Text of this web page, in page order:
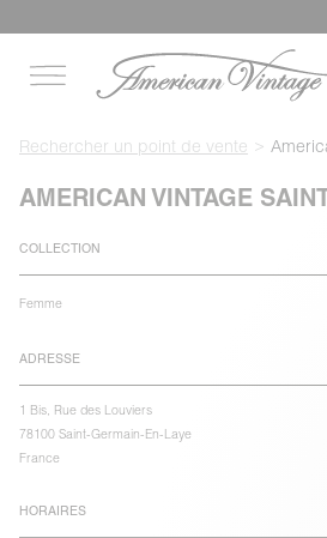
Rechercher un point de vente
AMERICAN VINTAGE
COLLECTION
Femme
ADRESSE
1 Bis, Rue des Louviers
78100 Saint-Germain-En-Laye
France
HORAIRES